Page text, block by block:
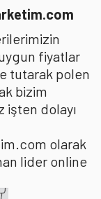
fiyatlar
tutarak polen
bizim
işten dolayı
olarak
lider online